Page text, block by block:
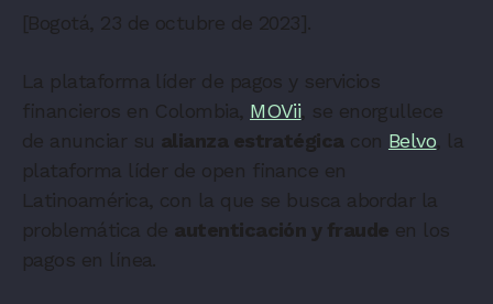
[Bogotá, 23 de octubre de 2023].
La plataforma líder de pagos y servicios
financieros en Colombia, MOVii, se enorgullece
de anunciar su alianza estratégicacon Belvo, la
plataforma líder de open finance en
Latinoamérica, con la que se busca abordar la
problemática de autenticación y fraude en los
pagos en línea.